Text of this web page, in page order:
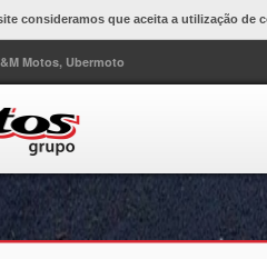
consideramos que aceita a utilização de
Motos, Ubermoto